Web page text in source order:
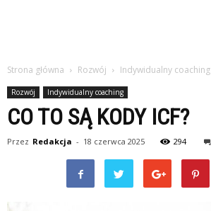
Strona główna Rozwój Indywidualny coaching
Rozwój Indywidualny coaching
CO TO SĄ KODY ICF?
Przez Redakcja - 18 czerwca 2025 294